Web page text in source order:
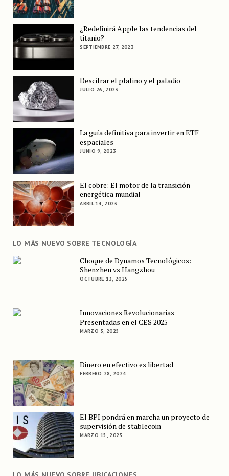
¿Redefinirá Apple las tendencias del
titanio?
SEPTIEMBRE 27, 2023
Descifrar el platino y el paladio
JULIO 26, 2023
La guía definitiva para invertir en ETF
espaciales
JUNIO 9, 2023
El cobre: El motor de la transición
energética mundial
ABRIL 14, 2023
LO MÁS NUEVO SOBRE TECNOLOGÍA
Choque de Dynamos Tecnológicos:
Shenzhen vs Hangzhou
OCTUBRE 13, 2025
Innovaciones Revolucionarias
Presentadas en el CES 2025
MARZO 3, 2025
Dinero en efectivo es libertad
FEBRERO 28, 2024
El BPI pondrá en marcha un proyecto de
supervisión de stablecoin
MARZO 15, 2023